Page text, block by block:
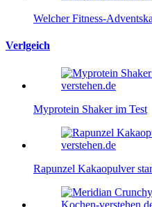
Welcher Fitness-
Verlgeich
Myprotein Shaker im Test
Rapunzel Kakaopulver